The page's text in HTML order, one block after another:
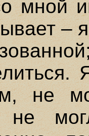
мной
–
не
не